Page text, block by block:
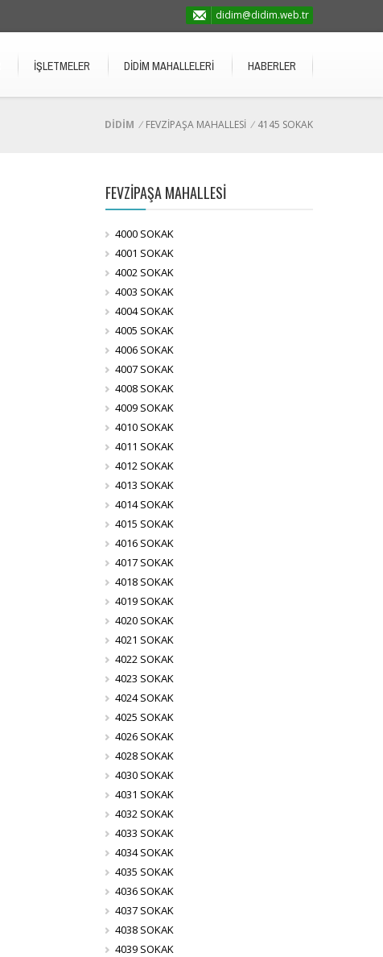
didim@didim.web.tr
İŞLETMELER DİDİM MAHALLELERİ HABERLER
DİDİM / FEVZİPAŞA MAHALLESİ / 4145 SOKAK
FEVZİPAŞA MAHALLESİ
4000 SOKAK
4001 SOKAK
4002 SOKAK
4003 SOKAK
4004 SOKAK
4005 SOKAK
4006 SOKAK
4007 SOKAK
4008 SOKAK
4009 SOKAK
4010 SOKAK
4011 SOKAK
4012 SOKAK
4013 SOKAK
4014 SOKAK
4015 SOKAK
4016 SOKAK
4017 SOKAK
4018 SOKAK
4019 SOKAK
4020 SOKAK
4021 SOKAK
4022 SOKAK
4023 SOKAK
4024 SOKAK
4025 SOKAK
4026 SOKAK
4028 SOKAK
4030 SOKAK
4031 SOKAK
4032 SOKAK
4033 SOKAK
4034 SOKAK
4035 SOKAK
4036 SOKAK
4037 SOKAK
4038 SOKAK
4039 SOKAK